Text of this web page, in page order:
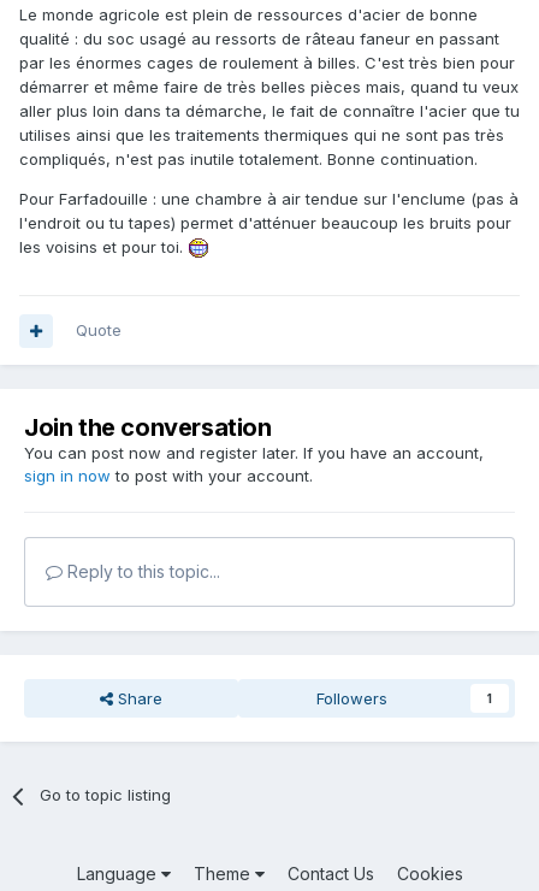
Le monde agricole est plein de ressources d'acier de bonne
qualité : du soc usagé au ressorts de râteau faneur en passant
par les énormes cages de roulement à billes. C'est très bien pour
démarrer et même faire de très belles pièces mais, quand tu veux
aller plus loin dans ta démarche, le fait de connaître l'acier que tu
utilises ainsi que les traitements thermiques qui ne sont pas très
compliqués, n'est pas inutile totalement. Bonne continuation.
Pour Farfadouille : une chambre à air tendue sur l'enclume (pas à
l'endroit ou tu tapes) permet d'atténuer beaucoup les bruits pour
les voisins et pour toi.
Quote
Join the conversation
You can post now and register later. If you have an account,
sign in now to post with your account.
Reply to this topic...
Share Followers 1
Go to topic listing
Language Theme Contact Us Cookies